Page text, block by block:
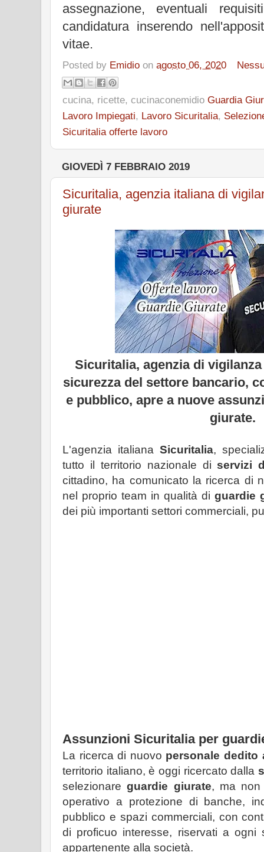
assegnazione, eventuali
candidatura inserendo
vitae.
Posted by Emidio on agosto 06, 2020
cucina, ricette, cucinaconemidio Guardia
Lavoro Impiegati, Lavoro Sicuritalia,
Sicuritalia offerte lavoro
GIOVEDÌ 7 FEBBRAIO 2019
Sicuritalia, agenzia italiana di
giurate
Sicuritalia, agenzia di
sicurezza del settore bancario,
e pubblico, apre a nuove
giurate.
L'agenzia italiana Sicuritalia,
tutto il territorio nazionale diservizi
cittadino, ha comunicato la ricerca di
nel proprio team in qualità di guardie
dei più importanti settori commerciali,
Assunzioni Sicuritalia per
La ricerca di nuovo personale dedito
territorio italiano, è oggi ricercato dalla
selezionareguardie giurate, ma non
operativo a protezione di banche,
pubblico e spazi commerciali, con
di proficuo interesse, riservati a ogni
appartenente alla società.